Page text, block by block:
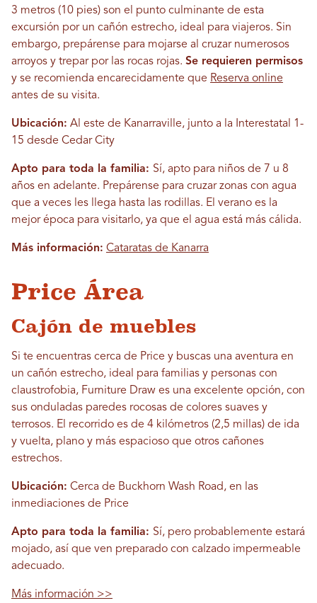
3 metros (10 pies) son el punto culminante de esta
excursión por un cañón estrecho, ideal para viajeros. Sin
embargo, prepárense para mojarse al cruzar numerosos
arroyos y trepar por las rocas rojas. Se requieren permisos
y se recomienda encarecidamente que Reserva online
antes de su visita.
Ubicación: Al este de Kanarraville, junto a la Interestatal 1-
15 desde Cedar City
Apto para toda la familia: Sí, apto para niños de 7 u 8
años en adelante. Prepárense para cruzar zonas con agua
que a veces les llega hasta las rodillas. El verano es la
mejor época para visitarlo, ya que el agua está más cálida.
Más información: Cataratas de Kanarra
Price Área
Cajón de muebles
Si te encuentras cerca de Price y buscas una aventura en
un cañón estrecho, ideal para familias y personas con
claustrofobia, Furniture Draw es una excelente opción, con
sus onduladas paredes rocosas de colores suaves y
terrosos. El recorrido es de 4 kilómetros (2,5 millas) de ida
y vuelta, plano y más espacioso que otros cañones
estrechos.
Ubicación: Cerca de Buckhorn Wash Road, en las
inmediaciones de Price
Apto para toda la familia: Sí, pero probablemente estará
mojado, así que ven preparado con calzado impermeable
adecuado.
Más información >>